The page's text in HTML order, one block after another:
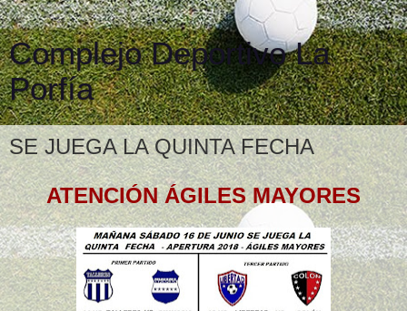
Complejo Deportivo La
Porfía
SE JUEGA LA QUINTA FECHA
ATENCIÓN ÁGILES MAYORES